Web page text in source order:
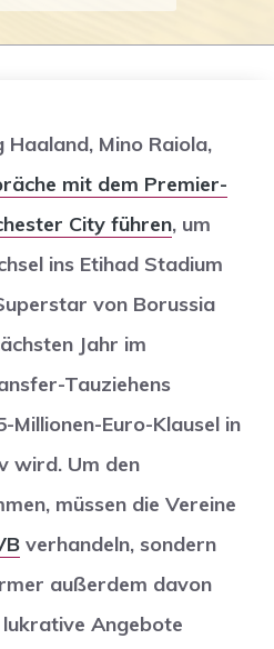
Mino Raiola,
mit dem Premier-
City führen, um
ins Etihad Stadium
von Borussia
Jahr im
Tauziehens
Millionen-Euro-Klausel in
wird. Um den
müssen die Vereine
verhandeln, sondern
außerdem davon
Angebote